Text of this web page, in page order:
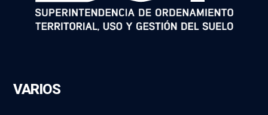
VARIOS